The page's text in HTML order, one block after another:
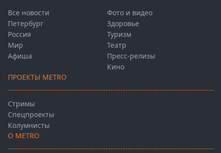
Все новости
Петербург
Россия
Мир
Афиша
Фото и видео
Здоровье
Туризм
Театр
Пресс-релизы
Кино
ПРОЕКТЫ METRO
Стримы
Спецпроекты
Колумнисты
О METRO